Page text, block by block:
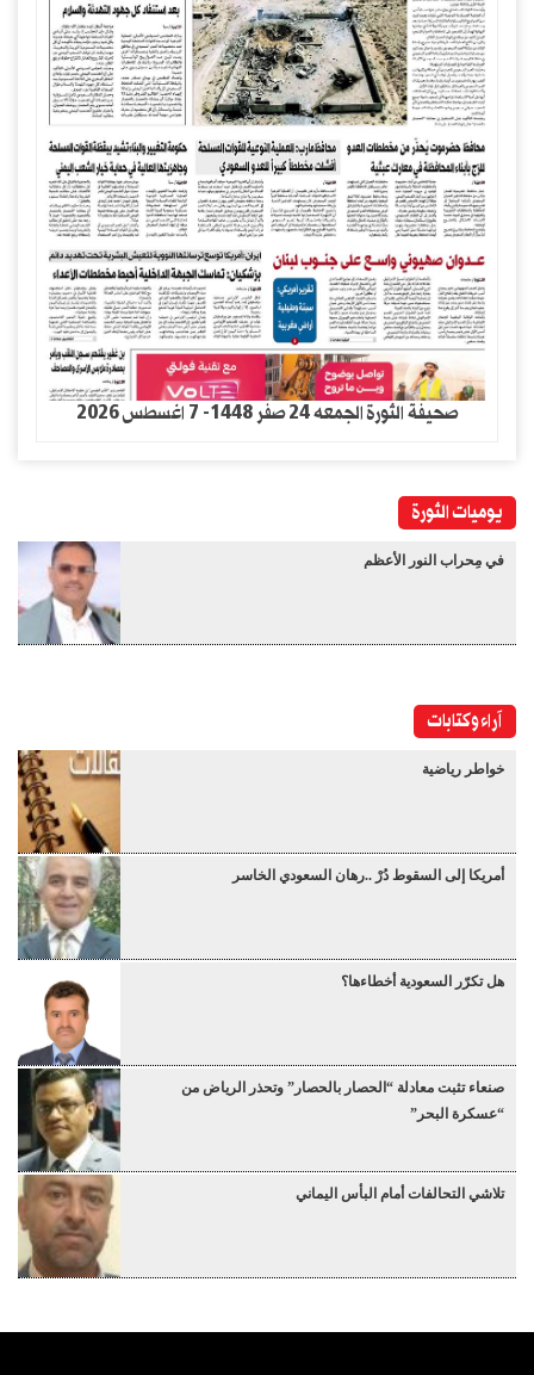
صحيفة الثورة الجمعه 24 صفر 1448- 7 اغسطس 2026
يوميات الثورة
في مِحراب النور الأعظم
آراء وكتابات
خواطر رياضية
أمريكا إلى السقوط دُرْ ..رهان السعودي الخاسر
هل تكرّر السعودية أخطاءها؟
صنعاء تثبت معادلة “الحصار بالحصار” وتحذر الرياض من
“عسكرة البحر”
تلاشي التحالفات أمام البأس اليماني